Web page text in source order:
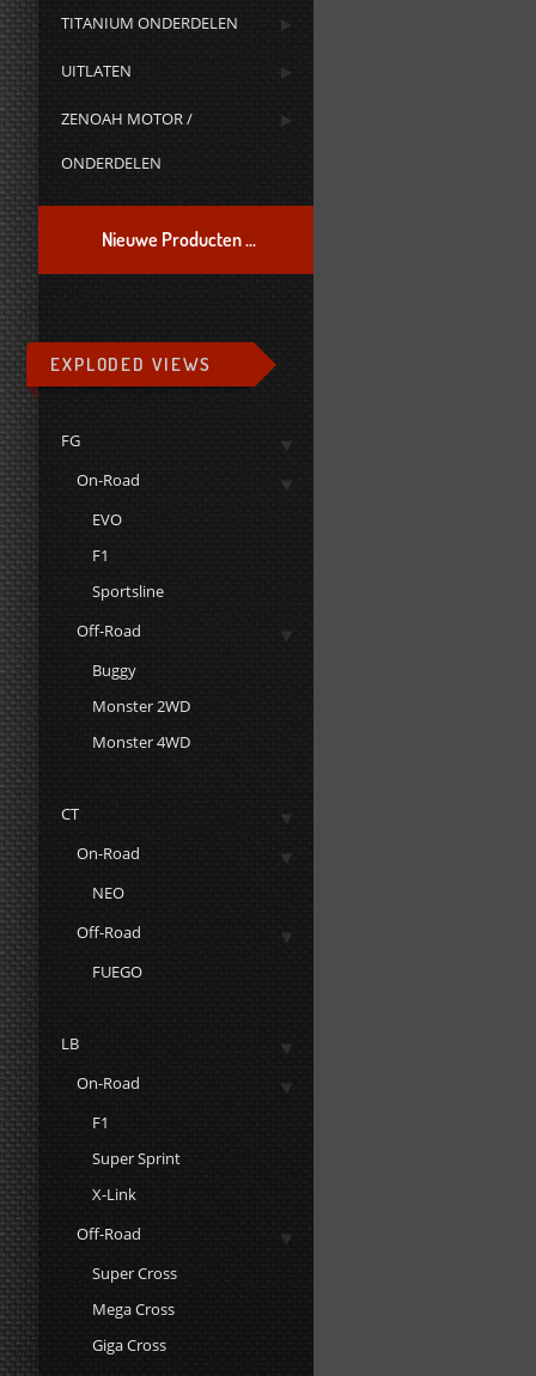
TITANIUM ONDERDELEN
UITLATEN
ZENOAH MOTOR /
ONDERDELEN
Nieuwe Producten ...
EXPLODED VIEWS
FG
On-Road
EVO
F1
Sportsline
Off-Road
Buggy
Monster 2WD
Monster 4WD
CT
On-Road
NEO
Off-Road
FUEGO
LB
On-Road
F1
Super Sprint
X-Link
Off-Road
Super Cross
Mega Cross
Giga Cross